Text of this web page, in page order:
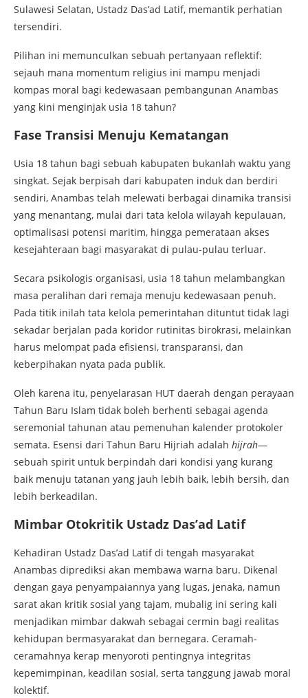
Sulawesi Selatan, Ustadz Das’ad Latif, memantik perhatian
tersendiri.
Pilihan ini memunculkan sebuah pertanyaan reflektif:
sejauh mana momentum religius ini mampu menjadi
kompas moral bagi kedewasaan pembangunan Anambas
yang kini menginjak usia 18 tahun?
Fase Transisi Menuju Kematangan
Usia 18 tahun bagi sebuah kabupaten bukanlah waktu yang
singkat. Sejak berpisah dari kabupaten induk dan berdiri
sendiri, Anambas telah melewati berbagai dinamika transisi
yang menantang, mulai dari tata kelola wilayah kepulauan,
optimalisasi potensi maritim, hingga pemerataan akses
kesejahteraan bagi masyarakat di pulau-pulau terluar.
Secara psikologis organisasi, usia 18 tahun melambangkan
masa peralihan dari remaja menuju kedewasaan penuh.
Pada titik inilah tata kelola pemerintahan dituntut tidak lagi
sekadar berjalan pada koridor rutinitas birokrasi, melainkan
harus melompat pada efisiensi, transparansi, dan
keberpihakan nyata pada publik.
Oleh karena itu, penyelarasan HUT daerah dengan perayaan
Tahun Baru Islam tidak boleh berhenti sebagai agenda
seremonial tahunan atau pemenuhan kalender protokoler
semata. Esensi dari Tahun Baru Hijriah adalah hijrah—
sebuah spirit untuk berpindah dari kondisi yang kurang
baik menuju tatanan yang jauh lebih baik, lebih bersih, dan
lebih berkeadilan.
Mimbar Otokritik Ustadz Das’ad Latif
Kehadiran Ustadz Das’ad Latif di tengah masyarakat
Anambas diprediksi akan membawa warna baru. Dikenal
dengan gaya penyampaiannya yang lugas, jenaka, namun
sarat akan kritik sosial yang tajam, mubalig ini sering kali
menjadikan mimbar dakwah sebagai cermin bagi realitas
kehidupan bermasyarakat dan bernegara. Ceramah-
ceramahnya kerap menyoroti pentingnya integritas
kepemimpinan, keadilan sosial, serta tanggung jawab moral
kolektif.